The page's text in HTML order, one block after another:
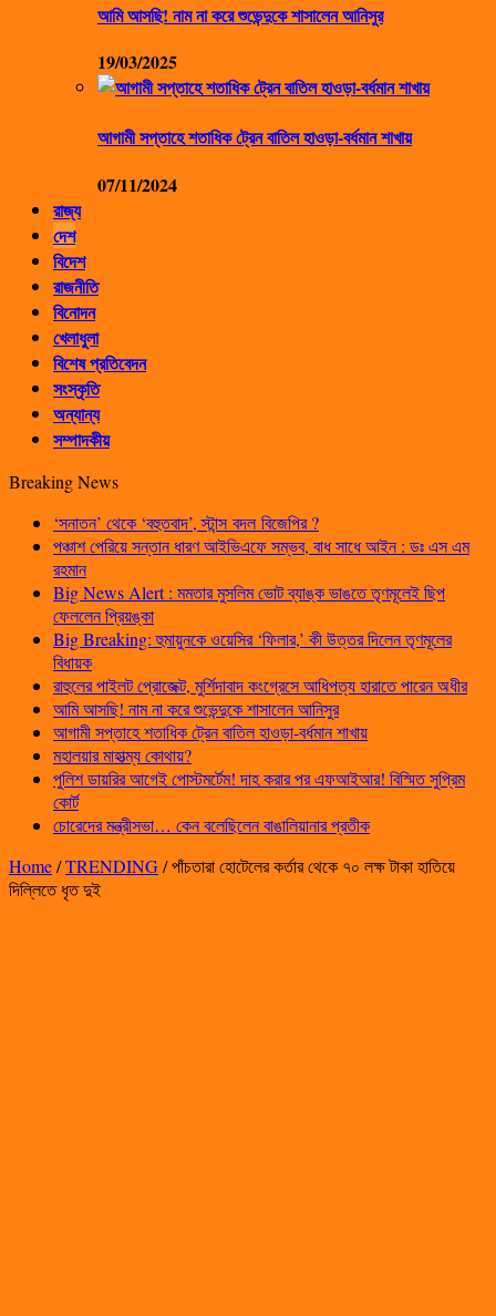
আমি আসছি! নাম না করে শুভেন্দুকে শাসালেন আনিসুর
19/03/2025
আগামী সপ্তাহে শতাধিক ট্রেন বাতিল হাওড়া-বর্ধমান শাখায়
07/11/2024
রাজ্য
দেশ
বিদেশ
রাজনীতি
বিনোদন
খেলাধুলা
বিশেষ প্রতিবেদন
সংস্কৃতি
অন্যান্য
সম্পাদকীয়
Breaking News
‘সনাতন’ থেকে ‘বহুতবাদ’, স্টান্স বদল বিজেপির ?
পঞ্চাশ পেরিয়ে সন্তান ধারণ আইভিএফে সম্ভব, বাধ সাধে আইন : ডঃ এস এম
রহমান
Big News Alert : মমতার মুসলিম ভোট ব্যাঙ্ক ভাঙতে তৃণমূলেই ছিপ
ফেললেন প্রিয়ঙ্কা
Big Breaking: হুমায়ুনকে ওয়েসির ‘ফিলার,’ কী উত্তর দিলেন তৃণমূলের
বিধায়ক
রাহুলের পাইলট প্রোজেক্ট, মুর্শিদাবাদ কংগ্রেসে আধিপত্য হারাতে পারেন অধীর
আমি আসছি! নাম না করে শুভেন্দুকে শাসালেন আনিসুর
আগামী সপ্তাহে শতাধিক ট্রেন বাতিল হাওড়া-বর্ধমান শাখায়
মহালয়ার মাহাত্ম্য কোথায়?
পুলিশ ডায়রির আগেই পোস্টমর্টেম! দাহ করার পর এফআইআর! বিস্মিত সুপ্রিম
কোর্ট
চোরেদের মন্ত্রীসভা… কেন বলেছিলেন বাঙালিয়ানার প্রতীক
Home/TRENDING/পাঁচতারা হোটেলের কর্তার থেকে ৭০ লক্ষ টাকা হাতিয়ে
দিল্লিতে ধৃত দুই